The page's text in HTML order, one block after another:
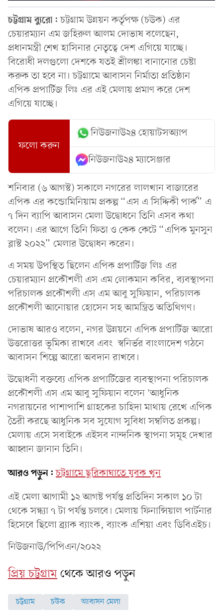
চট্টগ্রাম ব্যুরো:চট্টগ্রাম উন্নয়ন কর্তৃপক্ষ (চউক) এর
চেয়ারম্যান এম জহিরুল আলম দোভাষ বলেছেন,
প্রধানমন্ত্রী শেখ হাসিনার নেতৃত্বে দেশ এগিয়ে যাচ্ছে।
বিরোধী দলগুলো দেশকে যতই শ্রীলঙ্কা বানানোর চেষ্টা
করুক তা হবে না। চট্টগ্রামে আবাসন নির্মাতা প্রতিষ্ঠান
এপিক প্রপার্টিজ লিঃ এর এই মেলায় প্রমাণ করে দেশ
এগিয়ে যাচ্ছে।
ফলো করুন
নিউজনাউ২৪ হোয়াটসঅ্যাপ
নিউজনাউ২৪ ম্যাসেঞ্জার
শনিবার (৬ আগস্ট) সকালে নগরের লালখান বাজারের
এপিক এর কন্ডোমিনিয়াম প্রকল্প “এস এ সিদ্দিকী পার্ক” এ
৭ দিন ব্যাপি আবাসন মেলা উদ্বোধনে তিনি এসব কথা
বলেন। এর আগে তিনি ফিতা ও কেক কেটে “এপিক মুনসুন
ব্লাস্ট ২০২২” মেলার উদ্বোধন করেন।
এ সময় উপস্থিত ছিলেন এপিক প্রপার্টিজ লিঃ এর
চেয়ারম্যান প্রকৌশলী এস এম লোকমান কবির, ব্যবস্থাপনা
পরিচালক প্রকৌশলী এস এম আবু সুফিয়ান, পরিচালক
প্রকৌশলী আনোয়ার হোসেন সহ আমন্ত্রিত অতিথিগণ।
দোভাষ আরও বলেন, নগর উন্নয়নে এপিক প্রপার্টিজ আরো
উত্তরোত্তর ভূমিকা রাখবে এবং স্বনির্ভর বাংলাদেশ গঠনে
আবাসন শিল্পে আরো অবদান রাখবে।
উদ্বোধনী বক্তব্যে এপিক প্রপার্টিজের ব্যবস্থাপনা পরিচালক
প্রকৌশলী এস এম আবু সুফিয়ান বলেন 'আধুনিক
নগরায়নের পাশাপাশি গ্রাহকের চাহিদা মাথায় রেখে এপিক
তৈরী করছে আধুনিক সব সুযোগ সুবিধা সম্বলিত প্রকল্প।
মেলায় এসে সবাইকে এইসব নান্দনিক স্থাপনা সমূহ দেখার
আহ্বান জানান তিনি।
আরও পড়ুন: চট্টগ্রামে ছুরিকাঘাতে যুবক খুন
এই মেলা আগামী ১২ আগষ্ট পর্যন্ত প্রতিদিন সকাল ১০ টা
থেকে সন্ধ্যা ৭ টা পর্যন্ত চলবে। মেলায় ফিনান্সিয়াল পার্টনার
হিসেবে ছিলো ব্র্যাক ব্যাংক, ব্যাংক এশিয়া এবং ডিবিএইচ।
নিউজনাউ/পিপিএন/২০২২
প্রিয় চট্টগ্রামথেকে আরও পড়ুন
চট্টগ্রাম চউক আবাসন মেলা